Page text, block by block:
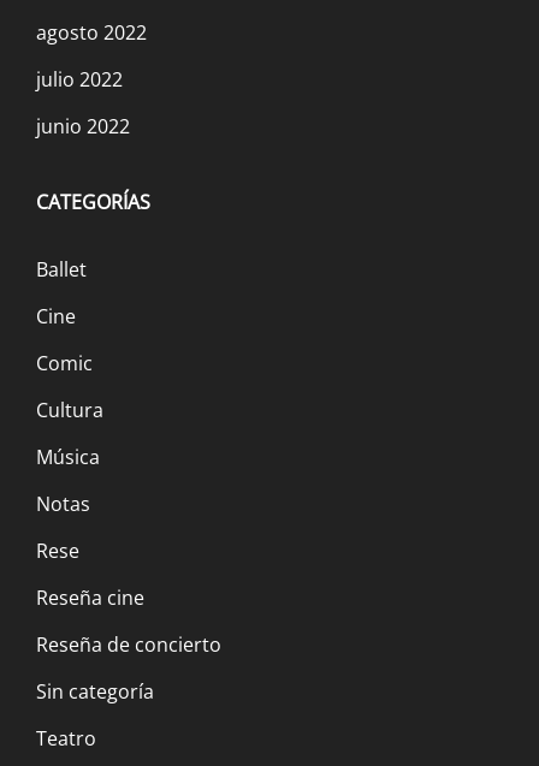
agosto 2022
julio 2022
junio 2022
CATEGORÍAS
Ballet
Cine
Comic
Cultura
Música
Notas
Rese
Reseña cine
Reseña de concierto
Sin categoría
Teatro